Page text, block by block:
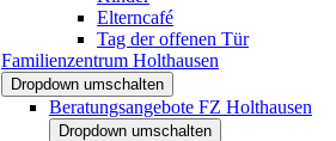
Elterncafé
Tag der offenen Tür
Familienzentrum Holthausen
Dropdown umschalten
Beratungsangebote FZ Holthausen
Dropdown umschalten